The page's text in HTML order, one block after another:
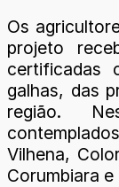
Os
projeto
certificadas
galhas, das
região.
Vilhena,
Corumbiara e